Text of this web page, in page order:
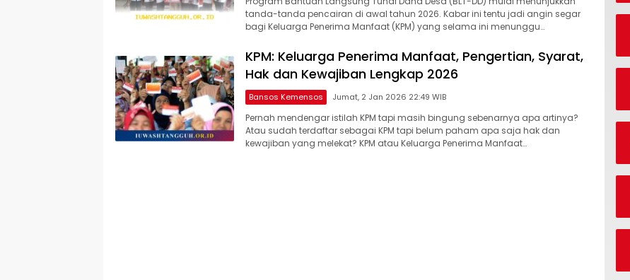
tanda-tanda pencairan di awal tahun 2026. Kabar ini tentu jadi angin segar
bagi Keluarga Penerima Manfaat (KPM) yang selama ini menunggu…
KPM: Keluarga Penerima Manfaat, Pengertian, Syarat,
Hak dan Kewajiban Lengkap 2026
Bansos Kemensos Jumat, 2 Jan 2026 22:49 WIB
Pernah mendengar istilah KPM tapi masih bingung sebenarnya apa artinya?
Atau sudah terdaftar sebagai KPM tapi belum paham apa saja hak dan
kewajiban yang melekat? KPM atau Keluarga Penerima Manfaat…